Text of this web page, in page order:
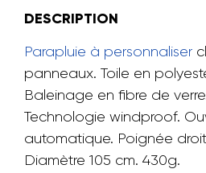
DESCRIPTION
Parapluie à personnaliser
panneaux. Toile en
Baleinage en fibre de
Technologie windproof.
automatique. Poignée
Diamètre 105 cm. 430g.